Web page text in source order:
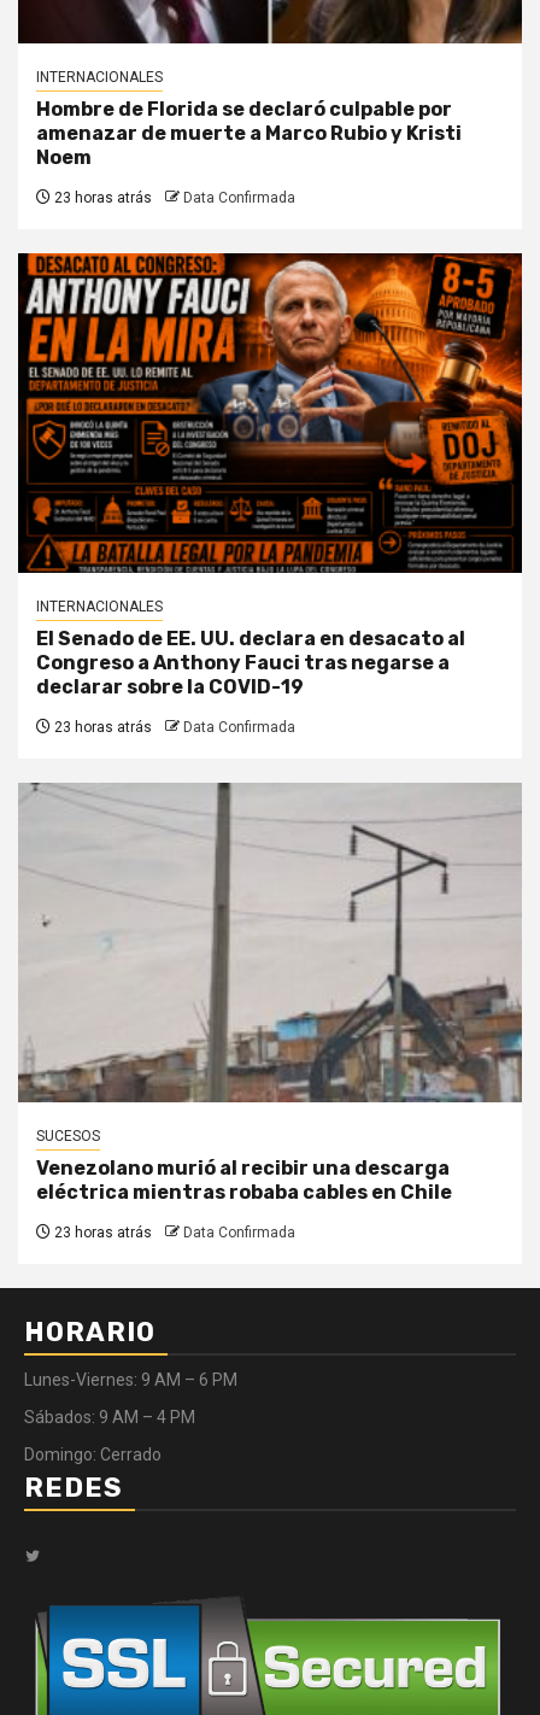
INTERNACIONALES
Hombre de Florida se declaró culpable por
amenazar de muerte a Marco Rubio y Kristi
Noem
23 horas atrás Data Confirmada
INTERNACIONALES
El Senado de EE. UU. declara en desacato al
Congreso a Anthony Fauci tras negarse a
declarar sobre la COVID-19
23 horas atrás Data Confirmada
SUCESOS
Venezolano murió al recibir una descarga
eléctrica mientras robaba cables en Chile
23 horas atrás Data Confirmada
HORARIO
Lunes-Viernes: 9 AM – 6 PM
Sábados: 9 AM – 4 PM
Domingo: Cerrado
REDES
Twitter